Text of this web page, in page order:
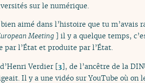
sur le numérique.
aimé dans l’histoire que tu m’avais
Meeting ] il y a quelque temps,
par l’État et produite par l’État.
Verdier [3], de l’ancêtre de la
Il y a une vidéo sur YouTube où on